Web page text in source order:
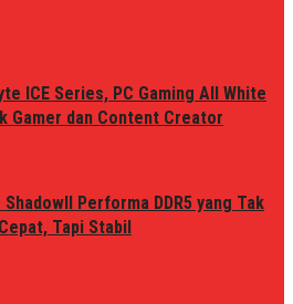
ICE Series, PC Gaming All White
Gamer dan Content Creator
ShadowII Performa DDR5 yang Tak
Tapi Stabil